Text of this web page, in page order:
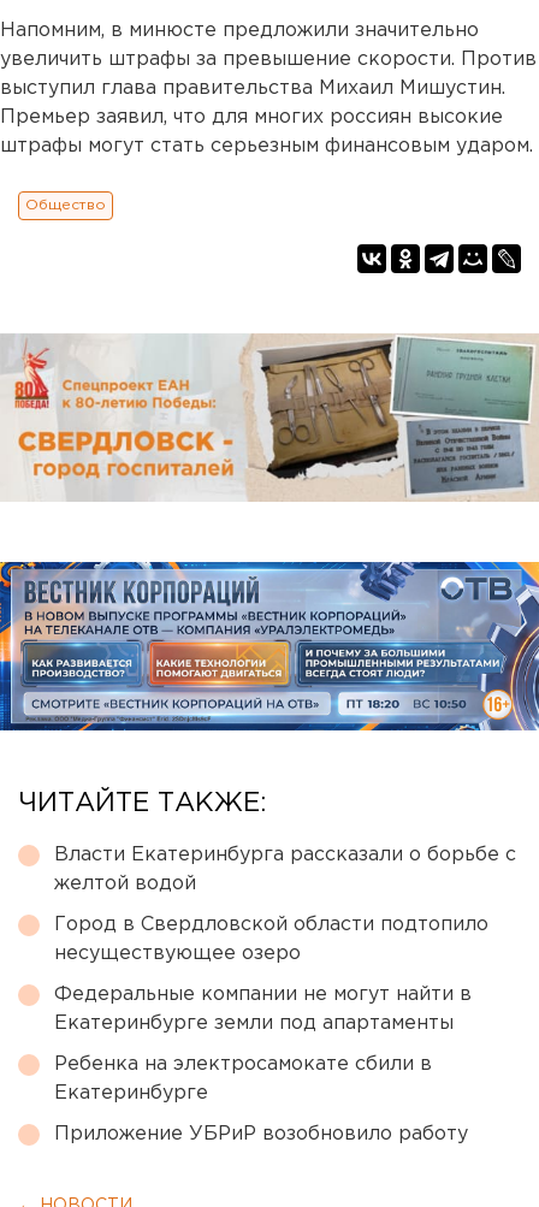
Напомним, в минюсте предложили значительно
увеличить штрафы за превышение скорости. Против
выступил глава правительства Михаил Мишустин.
Премьер заявил, что для многих россиян высокие
штрафы могут стать серьезным финансовым ударом.
Общество
ЧИТАЙТЕ ТАКЖЕ:
Власти Екатеринбурга рассказали о борьбе с
желтой водой
Город в Свердловской области подтопило
несуществующее озеро
Федеральные компании не могут найти в
Екатеринбурге земли под апартаменты
Ребенка на электросамокате сбили в
Екатеринбурге
Приложение УБРиР возобновило работу